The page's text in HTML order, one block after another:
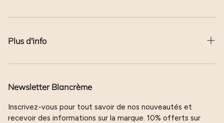
Devenir revendeur
Transport et livraison
Paiement sécurisé
Charte avis clients
Plus d'info
Mentions légales
Données personnelles
Newsletter Blancrème
Inscrivez-vous pour tout savoir de nos nouveautés et
recevoir des informations sur la marque. 10% offerts sur